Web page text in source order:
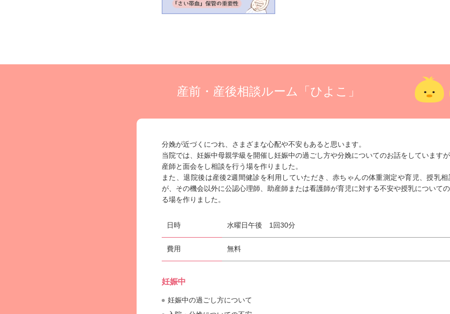
産前・産後相談ルーム 「ひよこ」
分娩が近づくにつれ、さまざまな心配や不安もあると思います。
当院では、妊娠中母親学級を開催し妊娠中の過ごし方や分娩についてのお話をしています
産師と面会をし相談を行う場を作りました。
また、退院後は産後2週間健診を利用していただき、赤ちゃんの体重測定や育児、授乳
が、その機会以外に公認心理師、助産師または看護師が育児に対する不安や授乳について
る場を作りました。
日時 水曜日午後 1回30分
費用 無料
妊娠中
妊娠中の過ごし方について